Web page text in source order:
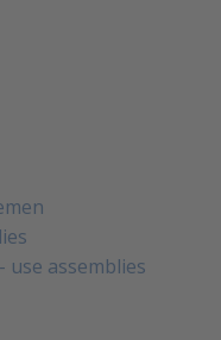
assemblies